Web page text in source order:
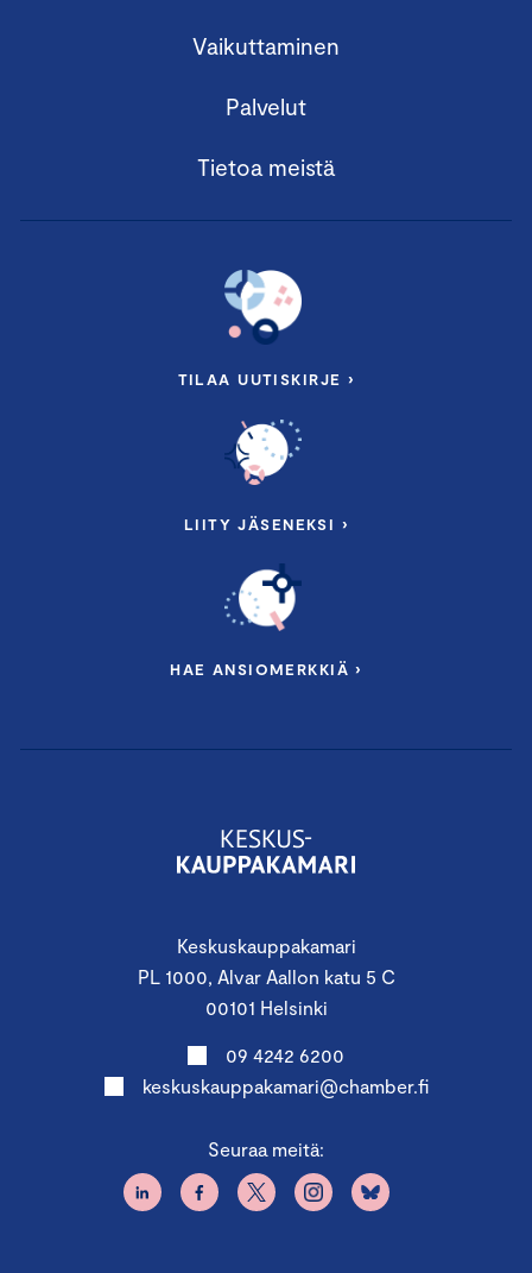
Keskuskauppakamari
PL 1000, Alvar Aallon katu 5 C
00101 Helsinki
09 4242 6200
keskuskauppakamari@chamber.fi
Seuraa meitä:
Vaikuttaminen
Palvelut
Tietoa meistä
TILAA UUTISKIRJE ›
LIITY JÄSENEKSI ›
HAE ANSIOMERKKIÄ ›